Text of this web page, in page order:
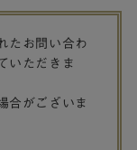
たお問い合わ
いただきま
合がございま